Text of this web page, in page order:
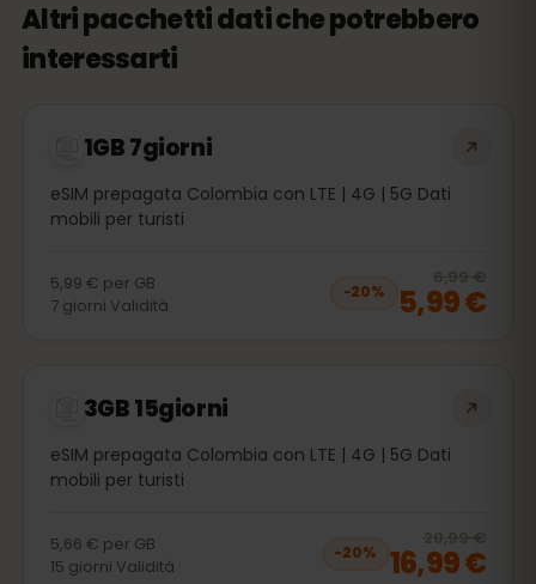
Altri pacchetti dati che potrebbero
interessarti
1GB 7giorni
eSIM prepagata Colombia con LTE | 4G | 5G Dati
mobili per turisti
5,99 € per GB
7 giorni Validità
−20%
6,99 €
5,99 €
3GB 15giorni
eSIM prepagata Colombia con LTE | 4G | 5G Dati
mobili per turisti
5,66 € per GB
15 giorni Validità
−20%
20,99 €
16,99 €